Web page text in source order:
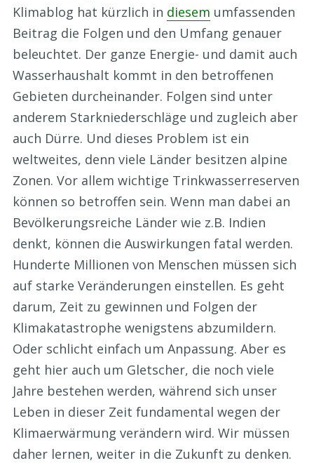
Klimablog hat kürzlich in diesem umfassenden
Beitrag die Folgen und den Umfang genauer
beleuchtet. Der ganze Energie- und damit auch
Wasserhaushalt kommt in den betroffenen
Gebieten durcheinander. Folgen sind unter
anderem Starkniederschläge und zugleich aber
auch Dürre. Und dieses Problem ist ein
weltweites, denn viele Länder besitzen alpine
Zonen. Vor allem wichtige Trinkwasserreserven
können so betroffen sein. Wenn man dabei an
Bevölkerungsreiche Länder wie z.B. Indien
denkt, können die Auswirkungen fatal werden.
Hunderte Millionen von Menschen müssen sich
auf starke Veränderungen einstellen. Es geht
darum, Zeit zu gewinnen und Folgen der
Klimakatastrophe wenigstens abzumildern.
Oder schlicht einfach um Anpassung. Aber es
geht hier auch um Gletscher, die noch viele
Jahre bestehen werden, während sich unser
Leben in dieser Zeit fundamental wegen der
Klimaerwärmung verändern wird. Wir müssen
daher lernen, weiter in die Zukunft zu denken.